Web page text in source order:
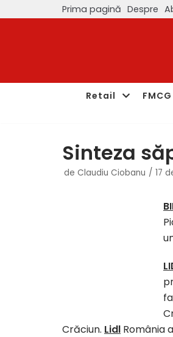
Prima pagină Despre
Retail FMCG
Sinteza
de Claudiu Ciobanu 17
Crăciun. Lidl România